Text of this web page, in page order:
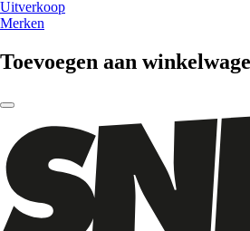
Uitverkoop
Merken
Toevoegen aan